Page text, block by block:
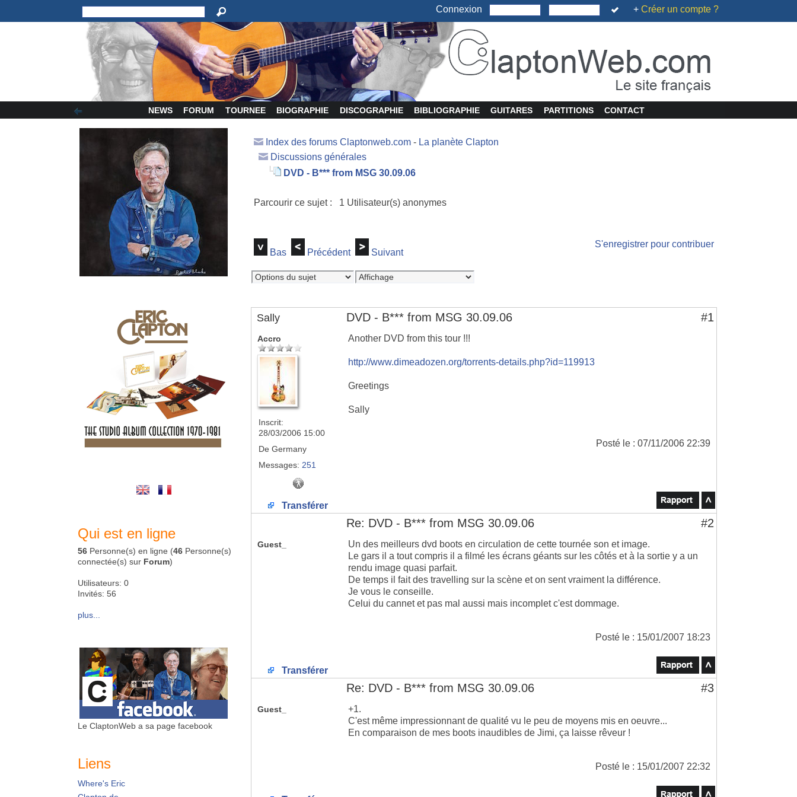
Connexion + Créer un compte ?
NEWS FORUM TOURNEE BIOGRAPHIE DISCOGRAPHIE BIBLIOGRAPHIE GUITARES PARTITIONS CONTACT
Qui est en ligne
56 Personne(s) en ligne (46 Personne(s)
connectée(s) sur Forum)
Utilisateurs: 0
Invités: 56
plus...
Le ClaptonWeb a sa page facebook
Liens
Where's Eric
Index des forums Claptonweb.com - La planète Clapton
Discussions générales
DVD - B*** from MSG 30.09.06
Parcourir ce sujet : 1 Utilisateur(s) anonymes
Bas Précédent Suivant
S'enregistrer pour contribuer
Sally DVD - B*** from MSG 30.09.06 #1
Accro
Inscrit:
28/03/2006 15:00
De Germany
Messages: 251
Another DVD from this tour !!!
http://www.dimeadozen.org/torrents-details.php?id=119913
Greetings
Sally
Posté le : 07/11/2006 22:39
Transférer
Re: DVD - B*** from MSG 30.09.06 #2
Guest_
Un des meilleurs dvd boots en circulation de cette tournée son et image.
Le gars il a tout compris il a filmé les écrans géants sur les côtés et à la sortie y a un
rendu image quasi parfait.
De temps il fait des travelling sur la scène et on sent vraiment la différence.
Je vous le conseille.
Celui du cannet et pas mal aussi mais incomplet c'est dommage.
Posté le : 15/01/2007 18:23
Transférer
Re: DVD - B*** from MSG 30.09.06 #3
Guest_
+1.
C'est même impressionnant de qualité vu le peu de moyens mis en oeuvre...
En comparaison de mes boots inaudibles de Jimi, ça laisse rêveur !
Posté le : 15/01/2007 22:32